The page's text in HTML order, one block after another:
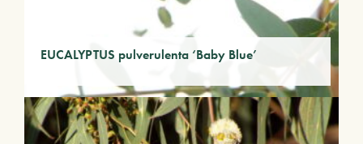
EUCALYPTUS pulverulenta ‘Baby Blue’